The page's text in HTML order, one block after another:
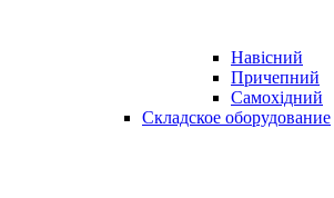
Навісний
Причепний
Самохідний
Складское оборудование